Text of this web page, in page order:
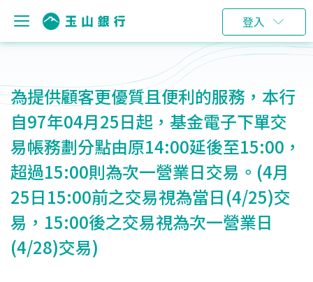
登入
為提供顧客更優質且便利的服務，本行
自97年04月25日起，基金電子下單交
易帳務劃分點由原14:00延後至15:00，
超過15:00則為次一營業日交易。(4月
25日15:00前之交易視為當日(4/25)交
易，15:00後之交易視為次一營業日
(4/28)交易)